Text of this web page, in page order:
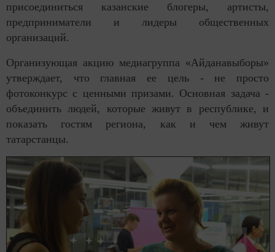
присоединиться казанские блогеры, артисты,
предприниматели и лидеры общественных
организаций.
Организующая акцию медиагруппа «Айданавыборы»
утверждает, что главная ее цель - не просто
фотоконкурс с ценными призами. Основная задача -
объединить людей, которые живут в республике, и
показать гостям региона, как и чем живут
татарстанцы.